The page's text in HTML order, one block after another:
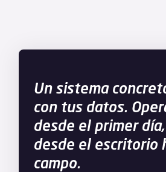
Un sistema
con tus datos.
desde el primer
desde el escritorio
campo.